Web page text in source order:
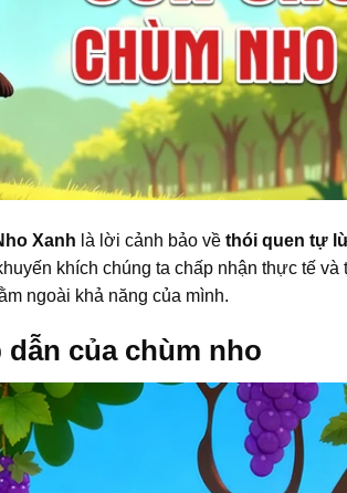
Xanh là lời cảnh bảo về thói quen tự
khích chúng ta chấp nhận thực tế
ngoài khả năng của mình.
của chùm nho